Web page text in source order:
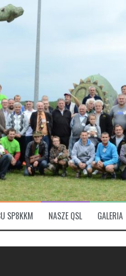
SP8KKM NASZE QSL GALERIA